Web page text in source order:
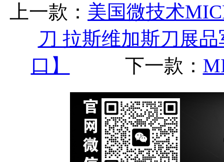
上一款： 美国微技术
刀 拉斯维加斯刀展
口】
下一款：